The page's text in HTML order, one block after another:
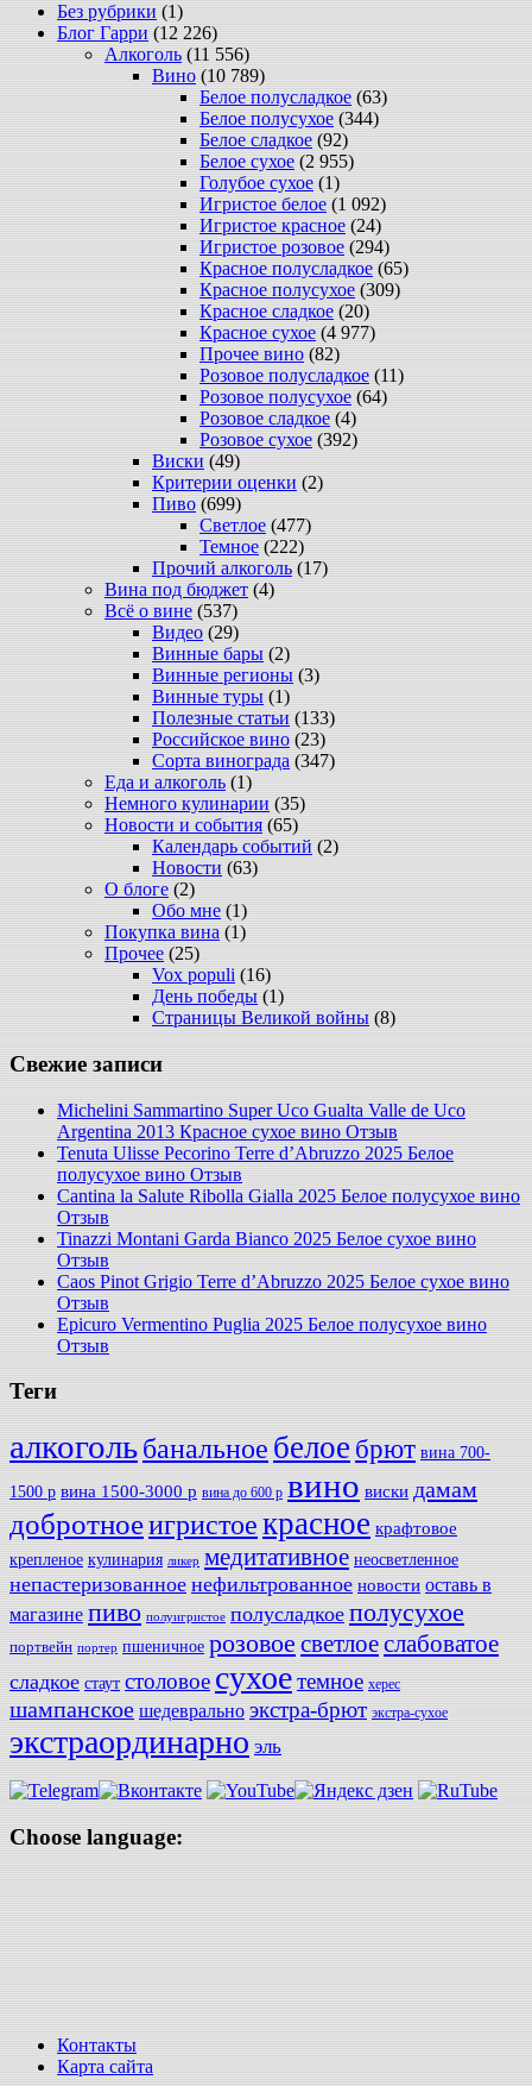
Без рубрики (1)
Блог Гарри (12 226)
Алкоголь (11 556)
Вино (10 789)
Белое полусладкое (63)
Белое полусухое (344)
Белое сладкое (92)
Белое сухое (2 955)
Голубое сухое (1)
Игристое белое (1 092)
Игристое красное (24)
Игристое розовое (294)
Красное полусладкое (65)
Красное полусухое (309)
Красное сладкое (20)
Красное сухое (4 977)
Прочее вино (82)
Розовое полусладкое (11)
Розовое полусухое (64)
Розовое сладкое (4)
Розовое сухое (392)
Виски (49)
Критерии оценки (2)
Пиво (699)
Светлое (477)
Темное (222)
Прочий алкоголь (17)
Вина под бюджет (4)
Всё о вине (537)
Видео (29)
Винные бары (2)
Винные регионы (3)
Винные туры (1)
Полезные статьи (133)
Российское вино (23)
Сорта винограда (347)
Еда и алкоголь (1)
Немного кулинарии (35)
Новости и события (65)
Календарь событий (2)
Новости (63)
О блоге (2)
Обо мне (1)
Покупка вина (1)
Прочее (25)
Vox populi (16)
День победы (1)
Страницы Великой войны (8)
Свежие записи
Michelini Sammartino Super Uco Gualta Valle de Uco
Argentina 2013 Красное сухое вино Отзыв
Tenuta Ulisse Pecorino Terre d’Abruzzo 2025 Белое
полусухое вино Отзыв
Cantina la Salute Ribolla Gialla 2025 Белое полусухое вино
Отзыв
Tinazzi Montani Garda Bianco 2025 Белое сухое вино
Отзыв
Caos Pinot Grigio Terre d’Abruzzo 2025 Белое сухое вино
Отзыв
Epicuro Vermentino Puglia 2025 Белое полусухое вино
Отзыв
Теги
алкогольбанальное белое брют вина 700-
1500 р вина 1500-3000 р вина до 600 р вино виски дамам
добротноеигристоекрасное крафтовое
крепленое кулинария ликер медитативное неосветленное
непастеризованное нефильтрованное новости оставь в
магазине пиво полуигристое полусладкое полусухое
портвейн портер пшеничное розовое светлоеслабоватое
сладкое стаут столовое сухоетемное херес
шампанское шедеврально экстра-брют экстра-сухое
экстраординарно эль
Choose language:
Контакты
Карта сайта